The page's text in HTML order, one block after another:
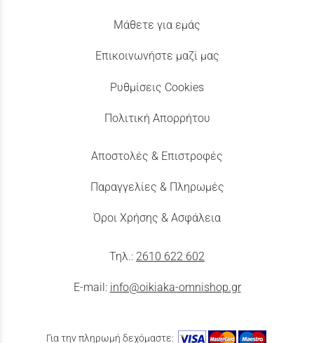
Μάθετε για εμάς
Επικοινωνήστε μαζί μας
Ρυθμίσεις Cookies
Πολιτική Απορρήτου
Αποστολές & Επιστροφές
Παραγγελίες & Πληρωμές
Όροι Χρήσης & Ασφάλεια
Τηλ.: 2610 622 602
E-mail: info@oikiaka-omnishop.gr
Για την πληρωμή δεχόμαστε: